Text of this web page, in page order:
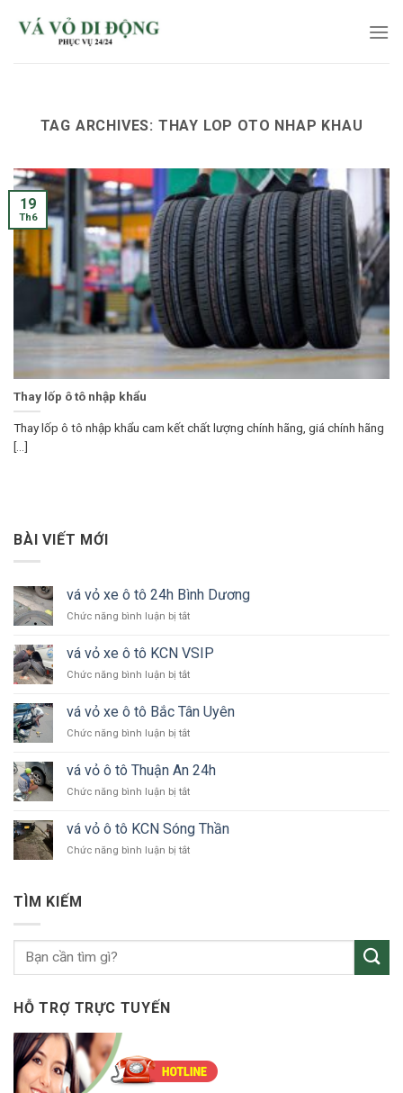
TAG ARCHIVES: THAY LOP OTO NHAP KHAU
Thay lốp ô tô nhập khẩu
Thay lốp ô tô nhập khẩu cam kết chất lượng chính hãng, giá chính hãng
[...]
19
Th6
BÀI VIẾT MỚI
vá vỏ xe ô tô 24h Bình Dương
Chức năng bình luận bị tắtở
vỏ
xe
ô
24h
Dương
vá vỏ xe ô tô KCN VSIP
Chức năng bình luận bị tắtở
vỏ
xe
ô
KCN
vá vỏ xe ô tô Bắc Tân Uyên
Chức năng bình luận bị tắtở
vỏ
xe
ô
Bắc
Tân
Uyên
vá vỏ ô tô Thuận An 24h
Chức năng bình luận bị tắtở
ô
tô
vá vỏ ô tô KCN Sóng Thần
Chức năng bình luận bị tắtở
Sóng
TÌM KIẾM
HỖ TRỢ TRỰC TUYẾN